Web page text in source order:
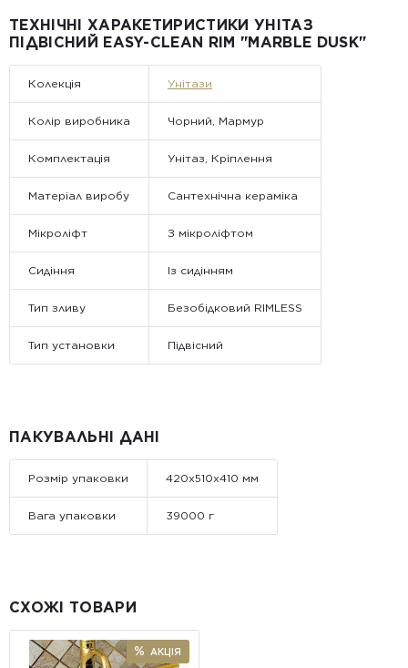
Примітка:
• Відвантаження здійснюється виключно у робочі дні. У суботу,
неділю та святкові дні замовлення не обробляються та не
ТЕХНІЧНІ ХАРАКЕТИРИСТИКИ УНІТАЗ
ПІДВІСНИЙ EASY-CLEAN RIM "MARBLE DUSK"
Колекція Унітази
Колір виробника Чорний, Мармур
Комплектація Унітаз, Кріплення
Матеріал виробу Сантехнічна кераміка
Мікроліфт З мікроліфтом
Сидіння Із сидінням
Тип зливу Безобідковий RIMLESS
Тип установки Підвісний
ПАКУВАЛЬНІ ДАНІ
Розмір упаковки 420x510x410 мм
Вага упаковки 39000 г
СХОЖІ ТОВАРИ
АКЦІЯ